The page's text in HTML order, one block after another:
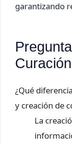
garantizando
¿Qué
y creación de
La